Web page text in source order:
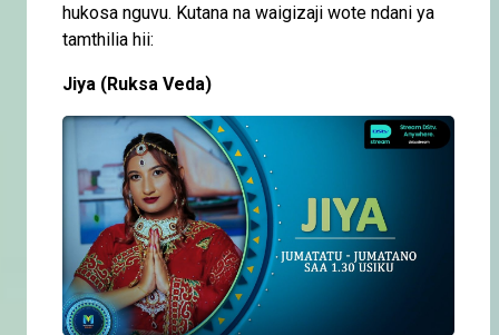
hukosa nguvu. Kutana na waigizaji wote ndani ya
tamthilia hii:
Jiya (Ruksa Veda)